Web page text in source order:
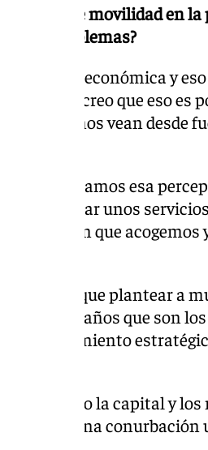
de movilidad en
estos problemas?
atracción económica y
aquí y creo que eso es
y nos vean desde
no perdamos esa
a poder dar unos
población que
se tienen que plantear a
de cuatro años que son
planteamiento
ya no es sólo la capital y
somos una